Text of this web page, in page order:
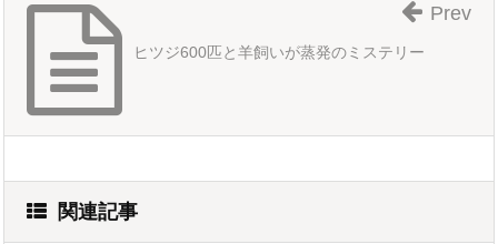
ヒツジ600匹と羊飼いが蒸発のミステリー
Prev
関連記事